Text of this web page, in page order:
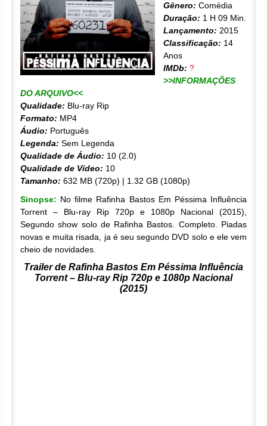
Gênero: Comédia
Duração: 1 H 09 Min.
Lançamento: 2015
Classificação: 14
Anos
IMDb: ?
>>INFORMAÇÕES
DO ARQUIVO<<
Qualidade: Blu-ray Rip
Formato: MP4
Áudio: Português
Legenda: Sem Legenda
Qualidade de Áudio: 10 (2.0)
Qualidade de Vídeo: 10
Tamanho: 632 MB (720p) | 1.32 GB (1080p)
Sinopse: No filme Rafinha Bastos Em Péssima Influência
Torrent – Blu-ray Rip 720p e 1080p Nacional (2015),
Segundo show solo de Rafinha Bastos. Completo. Piadas
novas e muita risada, ja é seu segundo DVD solo e ele vem
cheio de novidades.
Trailer de Rafinha Bastos Em Péssima Influência
Torrent – Blu-ray Rip 720p e 1080p Nacional
(2015)